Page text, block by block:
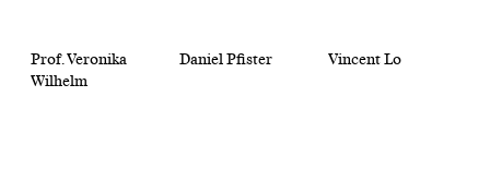
Prof. Veronika
Wilhelm
Daniel Pfister Vincent Lo